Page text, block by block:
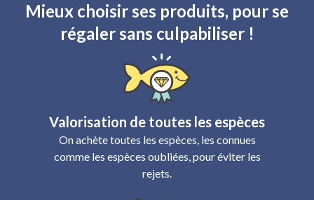
Mieux choisir ses produits, pour se
régaler sans culpabiliser !
Valorisation de toutes les espèces
On achète toutes les espèces, les connues
comme les espèces oubliées, pour éviter les
rejets.